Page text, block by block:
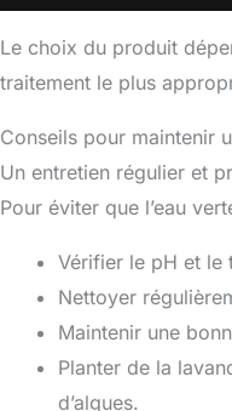
Le choix du produit
traitement le plus
Conseils pour maintenir
Un entretien régulier et
Pour éviter que l’eau
Vérifier le pH et le
Nettoyer
Maintenir une
Planter de la
d’algues.